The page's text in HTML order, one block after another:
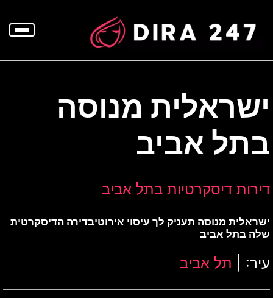
ישראלית מנוסה
בתל אביב
דירות דיסקרטיות בתל אביב
ישראלית מנוסה תעניק לך עיסוי אירוטיבדירה הדיסקרטית
שלה בתל אביב
עיר: | תל אביב